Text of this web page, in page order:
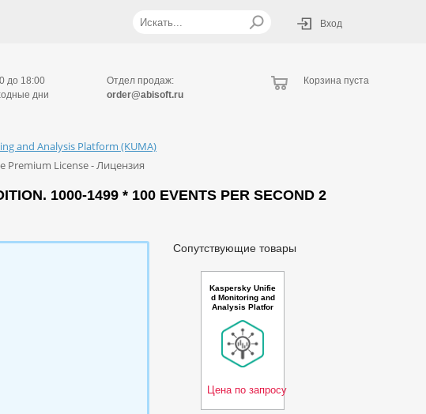
Вход
до 18:00
дни
Отдел продаж:
order@abisoft.ru
Корзина пуста
and Analysis Platform (KUMA)
Premium License - Лицензия
1000-1499 * 100 EVENTS PER SECOND 2
Сопутствующие товары
Kaspersky Unifie
d Monitoring and
Analysis Platfor
upport, TI and AI
Russian Edition.
2500-4999 * 100
events per seco
nd 3 year Base P
Цена по запросу